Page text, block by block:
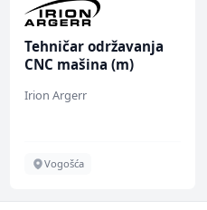
Tehničar održavanja
CNC mašina (m)
Irion Argerr
Vogošća